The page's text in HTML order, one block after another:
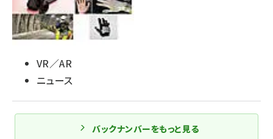
VR／AR
ニュース
バックナンバーをもっと見る